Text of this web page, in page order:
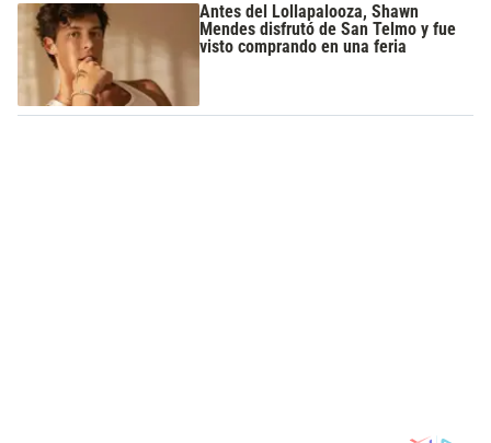
Antes del Lollapalooza, Shawn
Mendes disfrutó de San Telmo y fue
visto comprando en una feria